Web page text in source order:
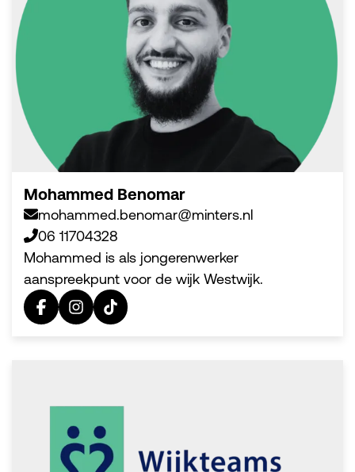
Mohammed Benomar
mohammed.benomar@minters.nl
06 11704328
Mohammed is als jongerenwerker
aanspreekpunt voor de wijk Westwijk.